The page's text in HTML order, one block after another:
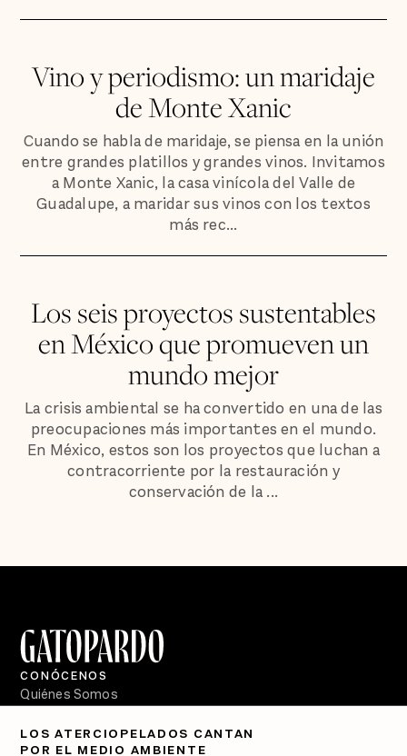
Vino y periodismo: un maridaje
de Monte Xanic
Cuando se habla de maridaje, se piensa en la unión
entre grandes platillos y grandes vinos. Invitamos
a Monte Xanic, la casa vinícola del Valle de
Guadalupe, a maridar sus vinos con los textos
más rec...
Los seis proyectos sustentables
en México que promueven un
mundo mejor
La crisis ambiental se ha convertido en una de las
preocupaciones más importantes en el mundo.
En México, estos son los proyectos que luchan a
contracorriente por la restauración y
conservación de la ...
LOS ATERCIOPELADOS CANTAN
POR EL MEDIO AMBIENTE
CONÓCENOS
Quiénes Somos